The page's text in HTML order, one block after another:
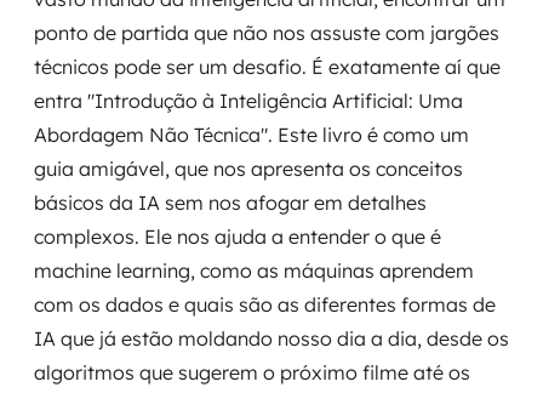
ponto de partida que não nos assuste com jargões
técnicos pode ser um desafio. É exatamente aí que
entra "Introdução à Inteligência Artificial: Uma
Abordagem Não Técnica". Este livro é como um
guia amigável, que nos apresenta os conceitos
básicos da IA sem nos afogar em detalhes
complexos. Ele nos ajuda a entender o que é
machine learning, como as máquinas aprendem
com os dados e quais são as diferentes formas de
IA que já estão moldando nosso dia a dia, desde os
algoritmos que sugerem o próximo filme até os